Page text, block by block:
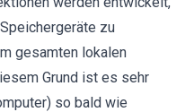
zu
gesamten lokalen
Grund ist es sehr
so bald wie